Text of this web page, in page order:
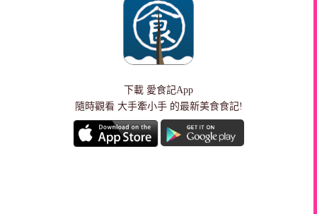
下載 愛食記App
隨時觀看 大手牽小手 的最新美食食記!